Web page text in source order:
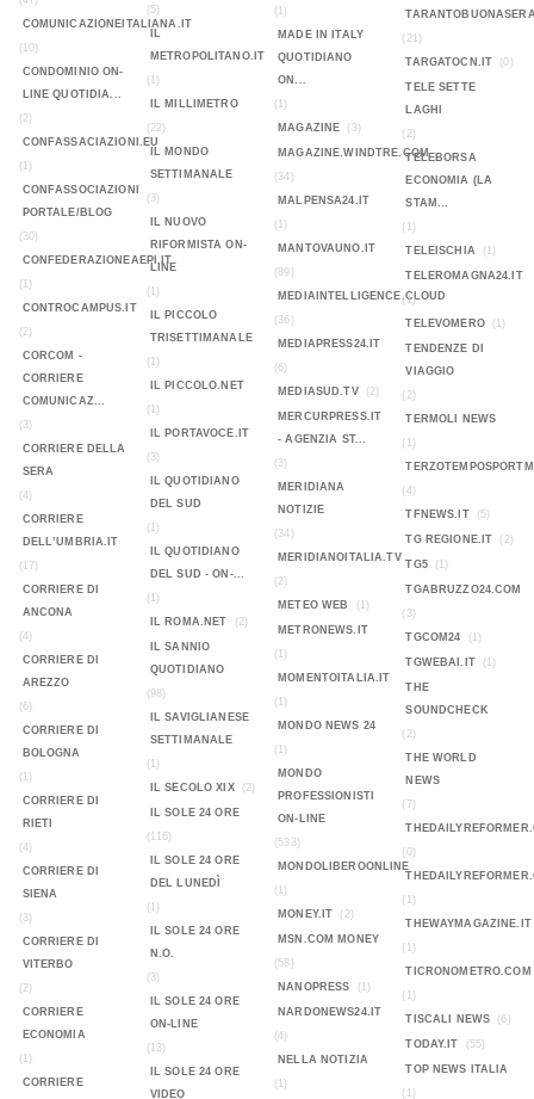
COMUNICAZIONEITALIANA.IT
(10)
CONDOMINIO ON-
LINE QUOTIDIA...
(2)
CONFASSACIAZIONI.EU
(1)
CONFASSOCIAZIONI
PORTALE/BLOG
(30)
CONFEDERAZIONEAEPI.IT
(1)
CONTROCAMPUS.IT
(2)
CORCOM -
CORRIERE
COMUNICAZ...
(3)
CORRIERE DELLA
SERA
(4)
CORRIERE
DELL’UMBRIA.IT
(17)
CORRIERE DI
ANCONA
(4)
CORRIERE DI
AREZZO
(6)
CORRIERE DI
BOLOGNA
(1)
CORRIERE DI
RIETI
(4)
CORRIERE DI
SIENA
(3)
CORRIERE DI
VITERBO
(2)
CORRIERE
ECONOMIA
(1)
CORRIERE
(5)
IL
METROPOLITANO.IT
(1)
IL MILLIMETRO
(22)
IL MONDO
SETTIMANALE
(3)
IL NUOVO
RIFORMISTA ON-
LINE
(1)
IL PICCOLO
TRISETTIMANALE
(1)
IL PICCOLO.NET
(1)
IL PORTAVOCE.IT
(3)
IL QUOTIDIANO
DEL SUD
(1)
IL QUOTIDIANO
DEL SUD - ON-...
(1)
IL ROMA.NET
(2)
IL SANNIO
QUOTIDIANO
(98)
IL SAVIGLIANESE
SETTIMANALE
(1)
IL SECOLO XIX
(2)
IL SOLE 24 ORE
(116)
IL SOLE 24 ORE
DEL LUNEDÌ
(1)
IL SOLE 24 ORE
N.O.
(3)
IL SOLE 24 ORE
ON-LINE
(13)
IL SOLE 24 ORE
VIDEO
(1)
MADE IN ITALY
QUOTIDIANO
ON...
(1)
MAGAZINE
(3)
MAGAZINE.WINDTRE.COM
(34)
MALPENSA24.IT
(1)
MANTOVAUNO.IT
(89)
MEDIAINTELLIGENCE.CLOUD
(36)
MEDIAPRESS24.IT
(6)
MEDIASUD.TV
(2)
MERCURPRESS.IT
- AGENZIA ST...
(3)
MERIDIANA
NOTIZIE
(34)
MERIDIANOITALIA.TV
(2)
METEO WEB
(1)
METRONEWS.IT
(1)
MOMENTOITALIA.IT
(1)
MONDO NEWS 24
(1)
MONDO
PROFESSIONISTI
ON-LINE
(533)
MONDOLIBEROONLINE
(1)
MONEY.IT
(2)
MSN.COM MONEY
(58)
NANOPRESS
(1)
NARDONEWS24.IT
(4)
NELLA NOTIZIA
(1)
(21)
TARGATOCN.IT
(0)
TELE SETTE
LAGHI
(2)
TELEBORSA
ECONOMIA (LA
STAM...
(1)
TELEISCHIA
(1)
TELEROMAGNA24.IT
(1)
TELEVOMERO
(1)
TENDENZE DI
VIAGGIO
(2)
TERMOLI NEWS
(1)
(4)
TFNEWS.IT
(5)
TG REGIONE.IT (2)
TG5 (1)
TGABRUZZO24.COM
(3)
TGCOM24
(1)
TGWEBAI.IT (1)
THE
SOUNDCHECK
(2)
THE WORLD
NEWS
(7)
(0)
(1)
THEWAYMAGAZINE.IT
(1)
TICRONOMETRO.COM
(1)
TISCALI NEWS
(6)
TODAY.IT (55)
TOP NEWS ITALIA
(1)